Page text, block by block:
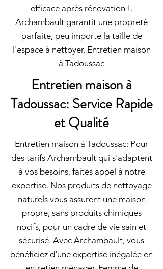
efficace après rénovation !.
Archambault garantit une propreté
parfaite, peu importe la taille de
l'espace à nettoyer. Entretien maison
à Tadoussac
Entretien maison à
Tadoussac: Service Rapide
et Qualité
Entretien maison à Tadoussac: Pour
des tarifs Archambault qui s'adaptent
à vos besoins, faites appel à notre
expertise. Nos produits de nettoyage
naturels vous assurent une maison
propre, sans produits chimiques
nocifs, pour un cadre de vie sain et
sécurisé. Avec Archambault, vous
bénéficiez d'une expertise inégalée en